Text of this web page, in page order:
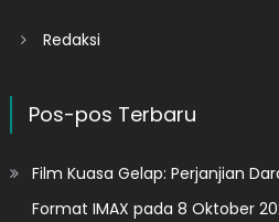
Redaksi
Pos-pos Terbaru
Film Kuasa Gelap: Perjanjian
Format IMAX pada 8 Oktober